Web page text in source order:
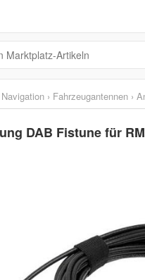
› Fahrzeugantennen ›
DAB Fistune für